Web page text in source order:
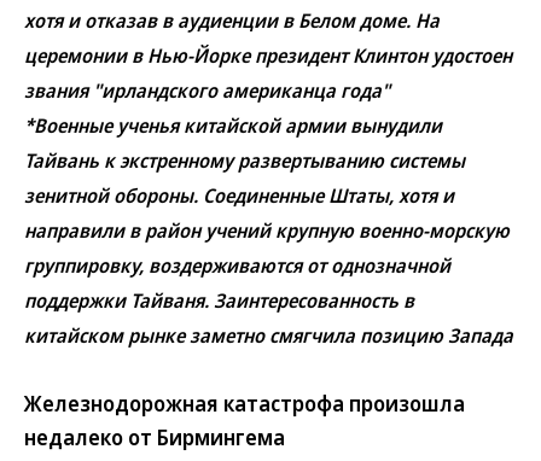
хотя и отказав в аудиенции в Белом доме. На
церемонии в Нью-Йорке президент Клинтон удостоен
звания "ирландского американца года"
*Военные ученья китайской армии вынудили
Тайвань к экстренному развертыванию системы
зенитной обороны. Соединенные Штаты, хотя и
направили в район учений крупную военно-морскую
группировку, воздерживаются от однозначной
поддержки Тайваня. Заинтересованность в
китайском рынке заметно смягчила позицию Запада
Железнодорожная катастрофа произошла
недалеко от Бирмингема